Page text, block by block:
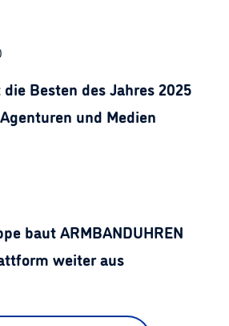
die Besten des Jahres 2025
und Medien
baut ARMBANDUHREN
weiter aus